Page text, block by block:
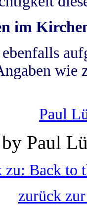
im
wie
Paul
Paul
zu: Back to
zurück